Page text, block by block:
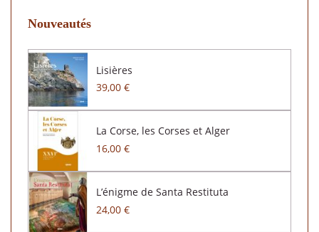
Nouveautés
Lisières
39,00 €
La Corse, les Corses et Alger
16,00 €
L’énigme de Santa Restituta
24,00 €